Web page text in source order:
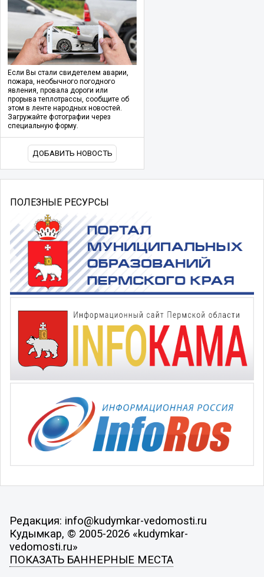
Если Вы стали свидетелем аварии,
пожара, необычного погодного
явления, провала дороги или
прорыва теплотрассы, сообщите об
этом в ленте народных новостей.
Загружайте фотографии через
специальную форму.
ДОБАВИТЬ НОВОСТЬ
ПОЛЕЗНЫЕ РЕСУРСЫ
Редакция: info@kudymkar-vedomosti.ru
Кудымкар, © 2005-2026 «kudymkar-
vedomosti.ru»
ПОКАЗАТЬ БАННЕРНЫЕ МЕСТА